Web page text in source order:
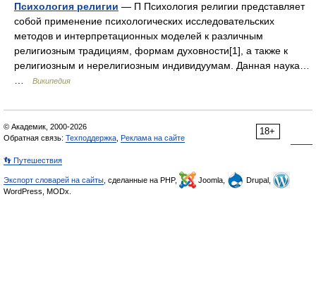
Психология религии — П Психология религии представляет
собой применение психологических исследовательских
методов и интерпретационных моделей к различным
религиозным традициям, формам духовности[1], а также к
религиозным и нерелигиозным индивидуумам. Данная наука…
Википедия
18+
© Академик, 2000-2026
Обратная связь: Техподдержка Реклама на сайте
👣 Путешествия
Экспорт словарей на сайты , сделанные на PHP, Joomla,
Drupal,
WordPress, MODx.